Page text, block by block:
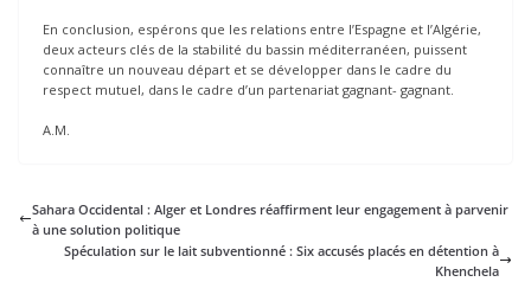
En conclusion, espérons que les relations entre l’Espagne et l’Algérie,
deux acteurs clés de la stabilité du bassin méditerranéen, puissent
connaître un nouveau départ et se développer dans le cadre du
respect mutuel, dans le cadre d’un partenariat gagnant- gagnant.
A.M.
Sahara Occidental : Alger et Londres réaffirment leur engagement à parvenir
à une solution politique
Spéculation sur le lait subventionné : Six accusés placés en détention à
Khenchela